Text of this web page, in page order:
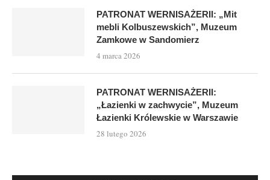
PATRONAT WERNISAŻERII: „Mit
mebli Kolbuszewskich”, Muzeum
Zamkowe w Sandomierz
4 marca 2026
PATRONAT WERNISAŻERII:
„Łazienki w zachwycie”, Muzeum
Łazienki Królewskie w Warszawie
28 lutego 2026